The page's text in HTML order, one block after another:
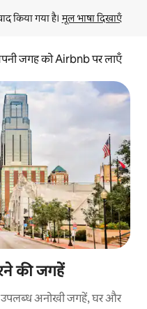
किया गया है। मूल भाषा दिखाएँ
जगह को Airbnb पर लाएँ
की जगहें
उपलब्ध अनोखी जगहें, घर और